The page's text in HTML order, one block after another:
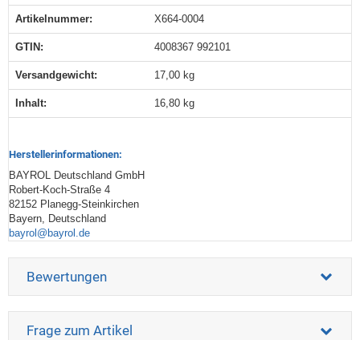
Artikelnummer: X664-0004
GTIN: 4008367 992101
Versandgewicht‍: 17,00 kg
Inhalt‍: 16,80 kg
Herstellerinformationen:
BAYROL Deutschland GmbH
Robert-Koch-Straße 4
82152 Planegg-Steinkirchen
Bayern, Deutschland
bayrol@bayrol.de
Bewertungen
Frage zum Artikel